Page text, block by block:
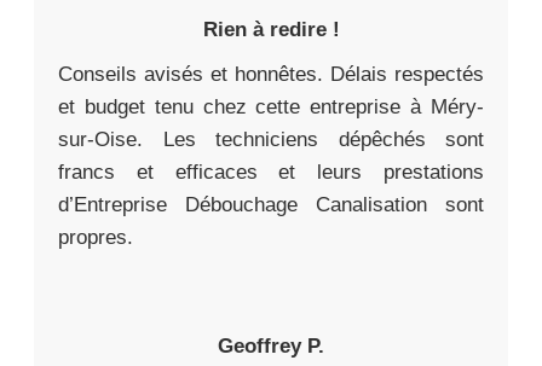
Rien à redire !
Conseils avisés et honnêtes. Délais respectés
et budget tenu chez cette entreprise à Méry-
sur-Oise. Les techniciens dépêchés sont
francs et efficaces et leurs prestations
d’Entreprise Débouchage Canalisation sont
propres.
Geoffrey P.